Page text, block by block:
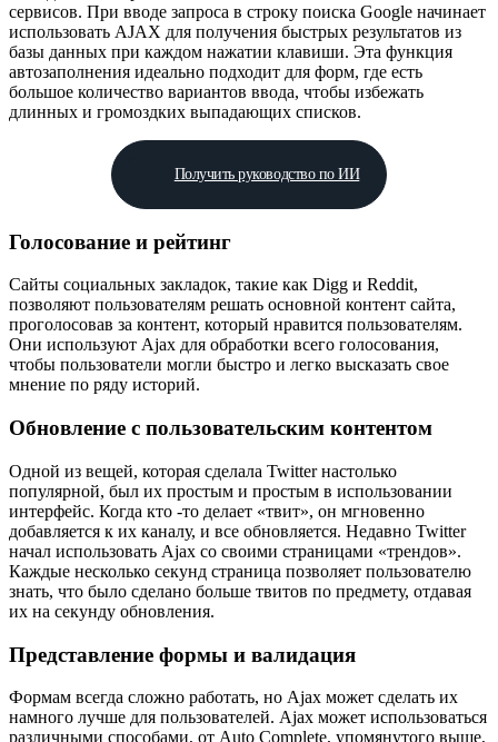
сервисов. При вводе запроса в строку поиска Google начинает
использовать AJAX для получения быстрых результатов из
базы данных при каждом нажатии клавиши. Эта функция
автозаполнения идеально подходит для форм, где есть
большое количество вариантов ввода, чтобы избежать
длинных и громоздких выпадающих списков.
Получить руководство по ИИ
Голосование и рейтинг
Сайты социальных закладок, такие как Digg и Reddit,
позволяют пользователям решать основной контент сайта,
проголосовав за контент, который нравится пользователям.
Они используют Ajax для обработки всего голосования,
чтобы пользователи могли быстро и легко высказать свое
мнение по ряду историй.
Обновление с пользовательским контентом
Одной из вещей, которая сделала Twitter настолько
популярной, был их простым и простым в использовании
интерфейс. Когда кто -то делает «твит», он мгновенно
добавляется к их каналу, и все обновляется. Недавно Twitter
начал использовать Ajax со своими страницами «трендов».
Каждые несколько секунд страница позволяет пользователю
знать, что было сделано больше твитов по предмету, отдавая
их на секунду обновления.
Представление формы и валидация
Формам всегда сложно работать, но Ajax может сделать их
намного лучше для пользователей. Ajax может использоваться
различными способами, от Auto Complete, упомянутого выше,